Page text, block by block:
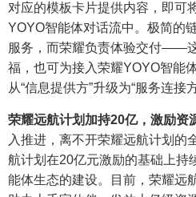
对应的模板卡片提供内容，即可
YOYO智能体对话流中。极简的
服务，而荣耀负责体验交付——
福，也可为接入荣耀YOYO智能
从“信息提供方”升级为“服务连接方
荣耀远航计划加持20亿，激励资
入推进，离不开荣耀远航计划的
航计划在20亿元激励的基础上持
能体生态的建设。目前，荣耀远